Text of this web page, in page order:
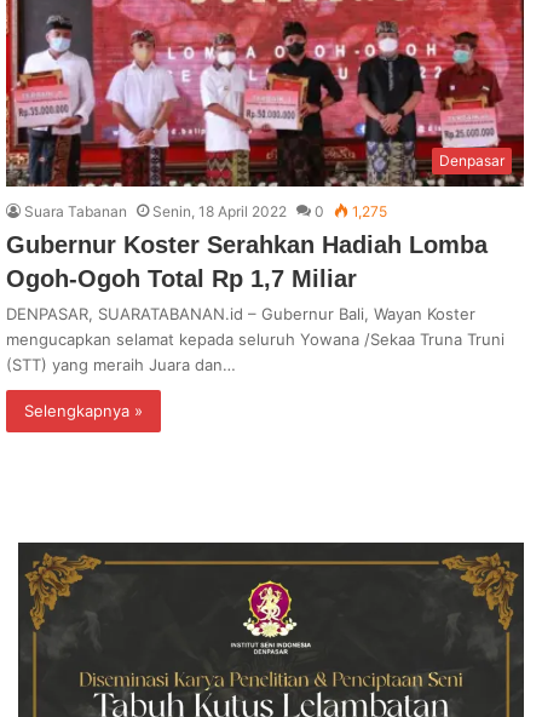
Denpasar
Suara Tabanan Senin, 18 April 2022 0 1,275
Gubernur Koster Serahkan Hadiah Lomba
Ogoh-Ogoh Total Rp 1,7 Miliar
DENPASAR, SUARATABANAN.id – Gubernur Bali, Wayan Koster
mengucapkan selamat kepada seluruh Yowana /Sekaa Truna Truni
(STT) yang meraih Juara dan…
Selengkapnya »